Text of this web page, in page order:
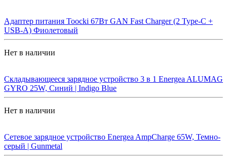
Адаптер питания Toocki 67Вт GAN Fast Charger (2 Type-C +
USB-A) Фиолетовый
Нет в наличии
Складывающееся зарядное устройство 3 в 1 Energea ALUMAG
GYRO 25W, Синий | Indigo Blue
Нет в наличии
Сетевое зарядное устройство Energea AmpCharge 65W, Темно-
серый | Gunmetal